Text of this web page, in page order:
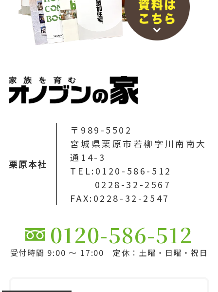
栗原本社
〒989-5502
宮城県栗原市若柳字川南南大
通14-3
TEL:0120-586-512
0228-32-2567
FAX:0228-32-2547
0120-586-512
受付時間 9:00 ～ 17:00 定休：土曜・日曜・祝日